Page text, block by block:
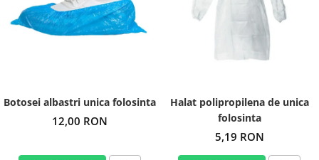
Botosei albastri unica folosinta
12,00 RON
Halat polipropilena de unica
folosinta
5,19 RON